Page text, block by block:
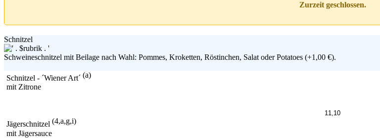
Zurzeit geschlossen.
Schnitzel
Schweineschnitzel mit Beilage nach Wahl: Pommes, Kroketten, Röstinchen, Salat oder Potatoes (+1,00 €).
Schnitzel - ´Wiener Art´ (a)
mit Zitrone
11,10
Jägerschnitzel (4,a,g,i)
mit Jägersauce